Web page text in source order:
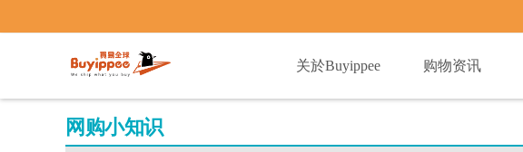
关於Buyippee
购物资讯
网购小知识